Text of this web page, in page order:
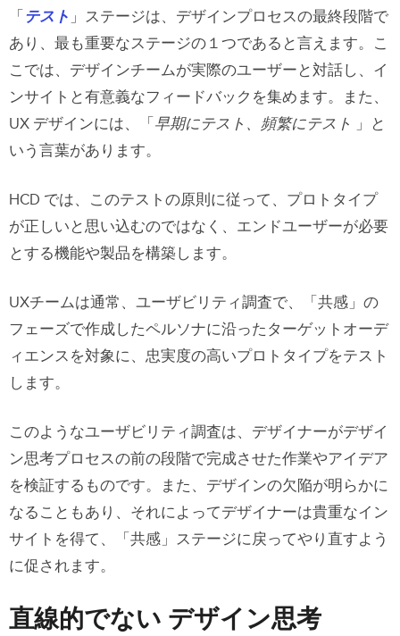
「 テスト 」ステージは、デザインプロセスの最終段階で
あり、最も重要なステージの１つであると言えます。こ
こでは、デザインチームが実際のユーザーと対話し、イ
ンサイトと有意義なフィードバックを集めます。また、
UX デザインには、「 早期にテスト、頻繁にテスト
」と
いう言葉があります。
HCD では、このテストの原則に従って、プロトタイプ
が正しいと思い込むのではなく、エンドユーザーが必要
とする機能や製品を構築します。
UXチームは通常、ユーザビリティ調査で、「共感」の
フェーズで作成したペルソナに沿ったターゲットオーデ
ィエンスを対象に、忠実度の高いプロトタイプをテスト
します。
このようなユーザビリティ調査は、デザイナーがデザイ
ン思考プロセスの前の段階で完成させた作業やアイデア
を検証するものです。また、デザインの欠陥が明らかに
なることもあり、それによってデザイナーは貴重なイン
サイトを得て、「共感」ステージに戻ってやり直すよう
に促されます。
直線的でない デザイン思考